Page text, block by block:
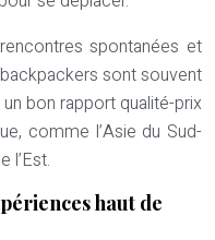
spontanées et
sont souvent
bon rapport qualité-prix
comme l’Asie du Sud-
l’Est.
haut de